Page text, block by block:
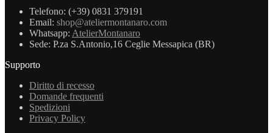
Telefono: (+39) 0831 379191
Email: shop@ateliermontanaro.com
Whatsapp: AtelierMontanaro
Sede: P.za S.Antonio,16 Ceglie Messapica (BR)
Supporto
Diritto di recesso
Domande frequenti
Spedizioni
Privacy Policy